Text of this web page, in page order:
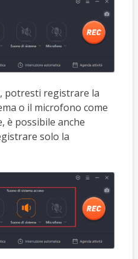
potresti registrare la
o il microfono come
è possibile anche
solo la